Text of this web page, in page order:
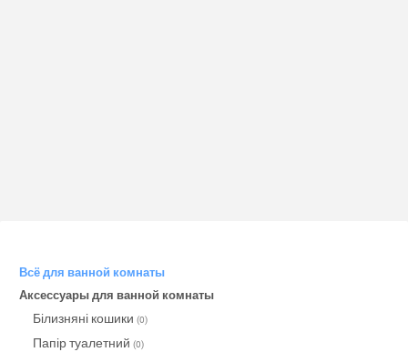
Всё для ванной комнаты
Аксессуары для ванной комнаты
Білизняні кошики (0)
Папір туалетний (0)